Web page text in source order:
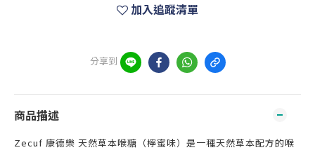
加入追蹤清單
分享到
商品描述
Zecuf 康德樂 天然草本喉糖（檸蜜味）是一種天然草本配方的喉